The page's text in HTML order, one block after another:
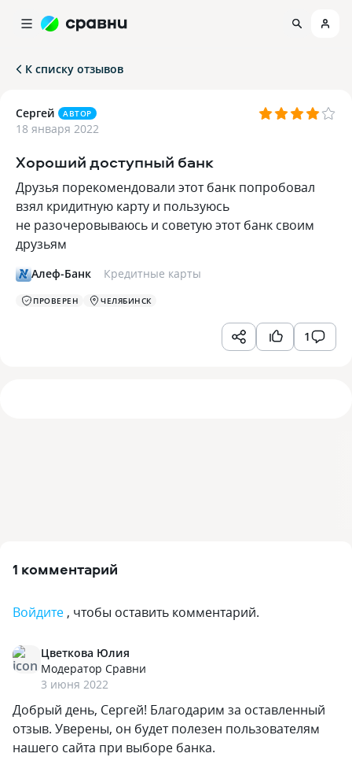
К списку отзывов
Сергей АВТОР
18 января 2022
Хороший доступный банк
Друзья порекомендовали этот банк попробовал
взял кридитную карту и пользуюсь
не разочеровываюсь и советую этот банк своим
друзьям
Алеф-Банк Кредитные карты
ПРОВЕРЕН ЧЕЛЯБИНСК
1
1 комментарий
Войдите , чтобы оставить комментарий.
Цветкова Юлия
Модератор Сравни
3 июня 2022
Добрый день, Сергей! Благодарим за оставленный
отзыв. Уверены, он будет полезен пользователям
нашего сайта при выборе банка.